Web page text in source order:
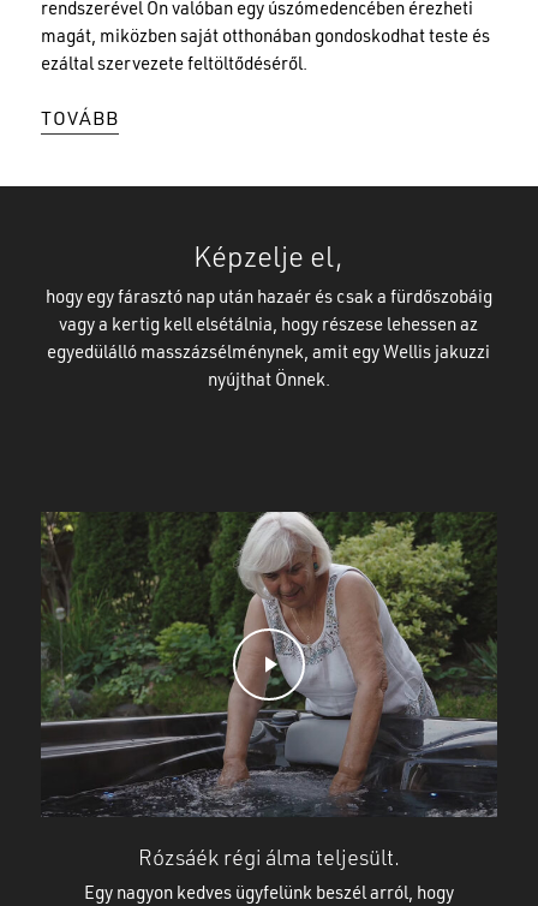
rendszerével Ön valóban egy úszómedencében érezheti
magát, miközben saját otthonában gondoskodhat teste és
ezáltal szervezete feltöltődéséről.
TOVÁBB
Képzelje el,
hogy egy fárasztó nap után hazaér és csak a fürdőszobáig
vagy a kertig kell elsétálnia, hogy részese lehessen az
egyedülálló masszázsélménynek, amit egy Wellis jakuzzi
nyújthat Önnek.
Play Video
Rózsáék régi álma teljesült.
Egy nagyon kedves ügyfelünk beszél arról, hogy